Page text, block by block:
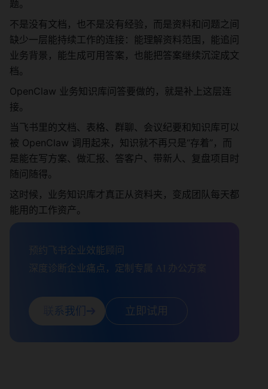
题。
不是没有文档，也不是没有经验，而是资料和问题之间
缺少一层能持续工作的连接：能理解资料范围，能追问
业务背景，能生成可用答案，也能把答案继续沉淀成文
档。
OpenClaw 业务知识库问答要做的，就是补上这层连
接。
当飞书里的文档、表格、群聊、会议纪要和知识库可以
被 OpenClaw 调用起来，知识就不再只是“存着”，而
是能在写方案、做汇报、答客户、带新人、复盘项目时
随问随得。
这时候，业务知识库才真正从资料夹，变成团队每天都
能用的工作资产。
预约飞书企业效能顾问
深度诊断企业痛点，定制专属 AI 办公方案
联系我们 立即试用